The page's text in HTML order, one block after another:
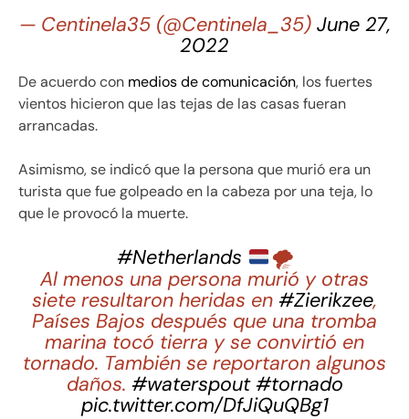
— Centinela35 (@Centinela_35) June 27,
2022
De acuerdo con medios de comunicación, los fuertes
vientos hicieron que las tejas de las casas fueran
arrancadas.
Asimismo, se indicó que la persona que murió era un
turista que fue golpeado en la cabeza por una teja, lo
que le provocó la muerte.
#Netherlands
🌪
Al menos una persona murió y otras
siete resultaron heridas en #Zierikzee,
Países Bajos después que una tromba
marina tocó tierra y se convirtió en
tornado. También se reportaron algunos
daños. #waterspout #tornado
pic.twitter.com/DfJiQuQBg1